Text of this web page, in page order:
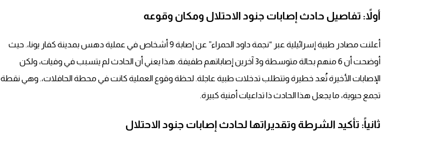
أولاً: تفاصيل حادث إصابات جنود الاحتلال ومكان وقوعه
أعلنت مصادر طبية إسرائيلية عبر “نجمة داود الحمراء” عن إصابة 9 أشخاص في عملية دهس بمدينة كفار يونا،. حيث
أوضحت أن 6 منهم بحالة متوسطة و3 آخرين إصاباتهم طفيفة. هذا يعني أن الحادث لم يتسبب في وفيات، ولكن
الإصابات الأخيرة تُعد خطيرة وتتطلب تدخلات طبية عاجلة. لحظة وقوع العملية كانت في محطة الحافلات،. وهي نقطة
تجمع حيوية، ما يجعل هذا الحادث ذا تداعيات أمنية كبيرة.
ثانياً: تأكيد الشرطة وتقديراتها لحادث إصابات جنود الاحتلال